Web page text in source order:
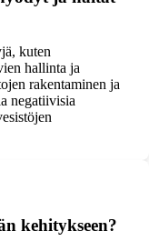
kuten
hallinta ja
rakentaminen ja
negatiivisia
kehitykseen?